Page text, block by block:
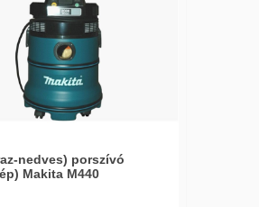
nedves) porszívó
Makita M440